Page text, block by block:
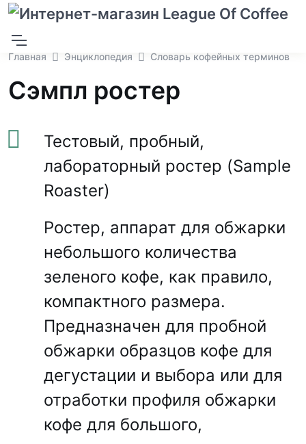
Главная Энциклопедия Словарь кофейных терминов
Сэмпл ростер
Тестовый, пробный,
лабораторный ростер (Sample
Roaster)
Ростер, аппарат для обжарки
небольшого количества
зеленого кофе, как правило,
компактного размера.
Предназначен для пробной
обжарки образцов кофе для
дегустации и выбора или для
отработки профиля обжарки
кофе для большого,